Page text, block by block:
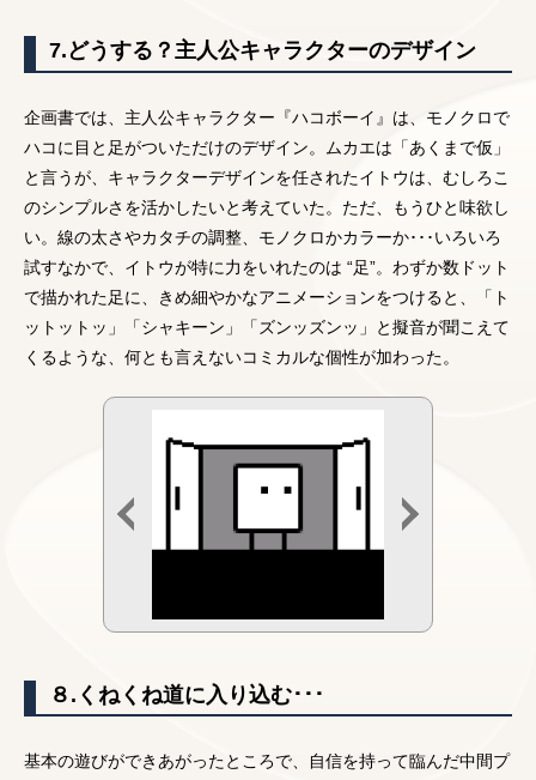
7.どうする？主人公キャラクターのデザイン
企画書では、主人公キャラクター『ハコボーイ』は、モノクロで
ハコに目と足がついただけのデザイン。ムカエは「あくまで仮」
と言うが、キャラクターデザインを任されたイトウは、むしろこ
のシンプルさを活かしたいと考えていた。ただ、もうひと味欲し
い。線の太さやカタチの調整、モノクロかカラーか･･･いろいろ
試すなかで、イトウが特に力をいれたのは “足”。わずか数ドット
で描かれた足に、きめ細やかなアニメーションをつけると、「ト
ットットッ」「シャキーン」「ズンッズンッ」と擬音が聞こえて
くるような、何とも言えないコミカルな個性が加わった。
８.くねくね道に入り込む･･･
基本の遊びができあがったところで、自信を持って臨んだ中間プ